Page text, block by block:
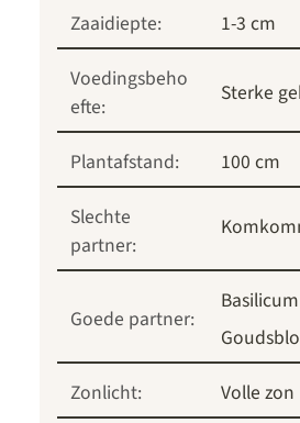
Zaaidiepte:
1-3 cm
Voedingsbeho
efte:
Sterke
Plantafstand:
100 cm
Slechte
partner:
Goede partner:
Basilicum
Zonlicht:
Volle zon